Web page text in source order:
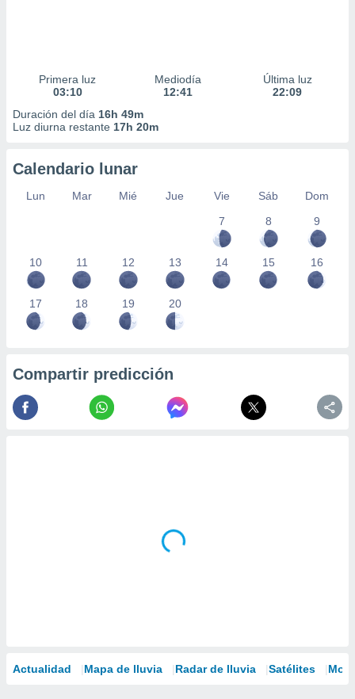
Primera luz
03:10
Mediodía
12:41
Última luz
22:09
Duración del día 16h 49m
Luz diurna restante 17h 20m
Calendario lunar
Lun Mar Mié Jue Vie Sáb
Dom
7
8 9
10 11 12 13 14 15 16
17 18 19 20
Compartir predicción
Actualidad Mapa de lluvia Radar de lluvia Satélites